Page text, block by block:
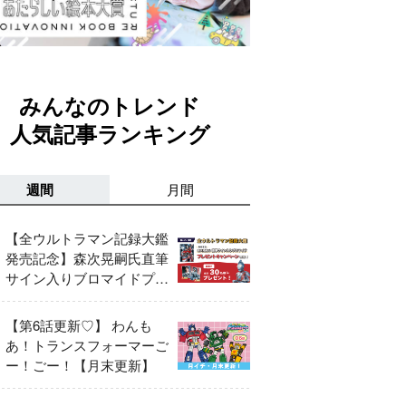
みんなのトレンド
人気記事ランキング
週間 月間
【全ウルトラマン記録大鑑
発売記念】森次晃嗣氏直筆
サイン入りブロマイドプレ
ゼントキャンペーン開催！
【第6話更新♡】 わんも
あ！トランスフォーマーご
ー！ごー！【月末更新】